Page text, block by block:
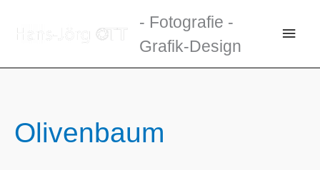
Inhalt
- Fotografie -
Grafik-Design
Olivenbaum